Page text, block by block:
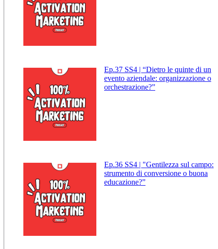
Ep.37 SS4 | “Dietro le quinte di un
evento aziendale: organizzazione o
orchestrazione?”
Ep.36 SS4 | "Gentilezza sul campo:
strumento di conversione o buona
educazione?”